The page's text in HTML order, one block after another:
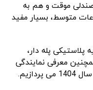
صندلی موقت و هم به
متوسط، بسیار مفید
پلاستیکی پله دار،
معرفی نمایندگی